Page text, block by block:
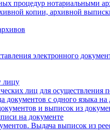
процедур нотариальными
копии, архивной
электронного
лицу
лиц для
документов с одного языка на
и выписок из
на документе
Выдача выписок из